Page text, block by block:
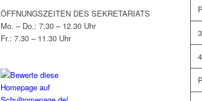
ÖFFNUNGSZEITEN DES SEKRETARIATS
Mo. – Do.: 7:30 – 12.30 Uhr
Fr.: 7.30 – 11.30 Uhr